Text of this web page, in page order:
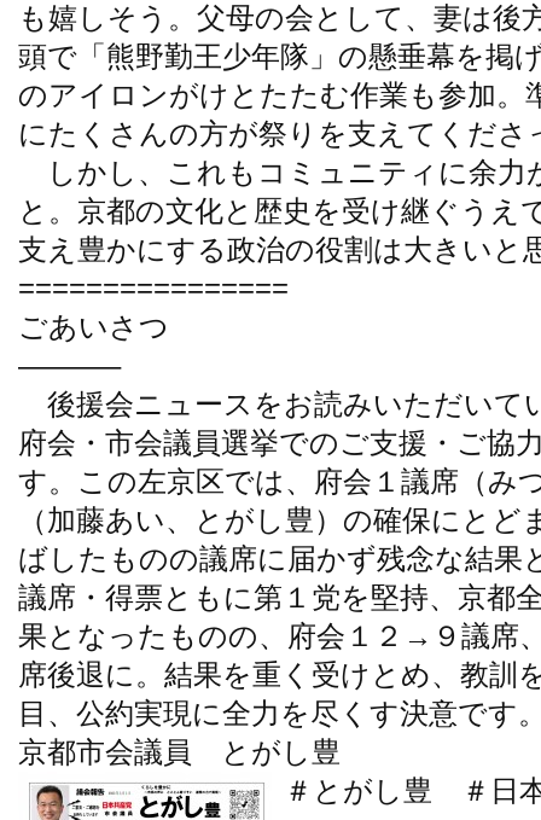
も嬉しそう。父母の会として、妻は後
頭で「熊野勤王少年隊」の懸垂幕を掲
のアイロンがけとたたむ作業も参加。
にたくさんの方が祭りを支えてくださ
しかし、これもコミュニティに余力
と。京都の文化と歴史を受け継ぐうえ
支え豊かにする政治の役割は大きいと
================
ごあいさつ
———–
後援会ニュースをお読みいただいて
府会・市会議員選挙でのご支援・ご協
す。この左京区では、府会１議席（み
（加藤あい、とがし豊）の確保にとど
ばしたものの議席に届かず残念な結果
議席・得票ともに第１党を堅持、京都
果となったものの、府会１２→９議席
席後退に。結果を重く受けとめ、教訓
目、公約実現に全力を尽くす決意です
京都市会議員 とがし豊
＃とがし豊 ＃日